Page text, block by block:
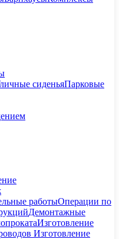
сиденьяПарковые
работыОперации по
Демонтажные
Изготовление
Изготовление